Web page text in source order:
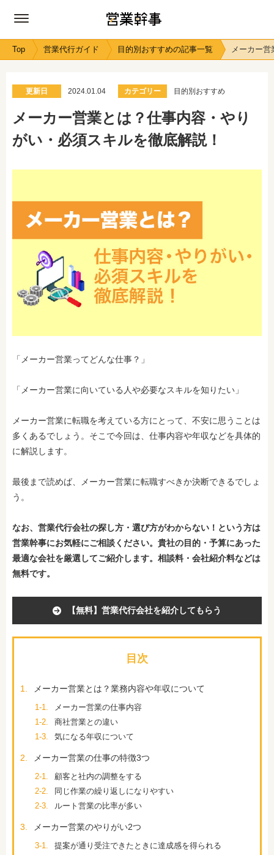
Top 営業代行ガイド 目的別おすすめの記事一覧 メーカー
更新日 2024.01.04 カテゴリー 目的別おすすめ
メーカー営業とは？仕事内容・やり
がい・必須スキルを徹底解説！
「メーカー営業ってどんな仕事？」
「メーカー営業に向いている人や必要なスキルを知りたい」
メーカー営業に転職を考えている方にとって、不安に思うことは
多くあるでしょう。 そこで今回は、仕事内容や年収などを具体的
に解説します。
最後まで読めば、メーカー営業に転職すべきか決断できるでしょ
う。
なお、営業代行会社の探し方・選び方がわからない！という方は
営業幹事にお気軽にご相談ください。貴社の目的・予算にあった
最適な会社を厳選してご紹介します。相談料・会社紹介料などは
無料です。
【無料】営業代行会社を紹介してもらう
目次
1. メーカー営業とは？業務内容や年収について
1-1.
メーカー営業の仕事内容
1-2.
商社営業との違い
1-3.
気になる年収について
2. メーカー営業の仕事の特徴3つ
2-1.
顧客と社内の調整をする
2-2.
同じ作業の繰り返しになりやすい
2-3.
ルート営業の比率が多い
3. メーカー営業のやりがい2つ
3-1.
提案が通り受注できたときに達成感を得られる